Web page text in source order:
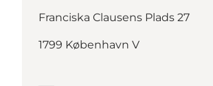
Franciska Clausens Plads 27
1799 København V